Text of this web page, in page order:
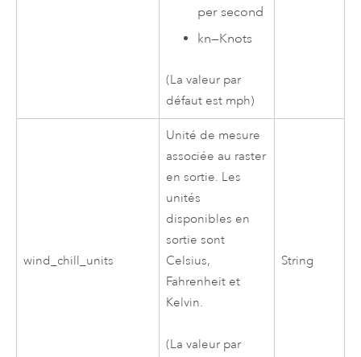
per second
kn—Knots
(La valeur par
défaut est mph)
wind_chill_units
Unité de mesure
associée au raster
en sortie. Les
unités
disponibles en
sortie sont
Celsius,
Fahrenheit et
Kelvin.
(La valeur par
String